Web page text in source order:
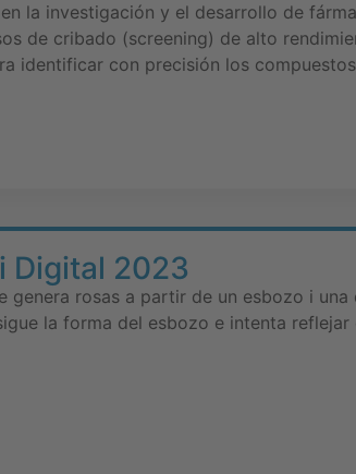
la investigación y el desarrollo de
de cribado (screening) de alto
identificar con precisión los
Digital 2023
genera rosas a partir de un esbozo i
la forma del esbozo e intenta